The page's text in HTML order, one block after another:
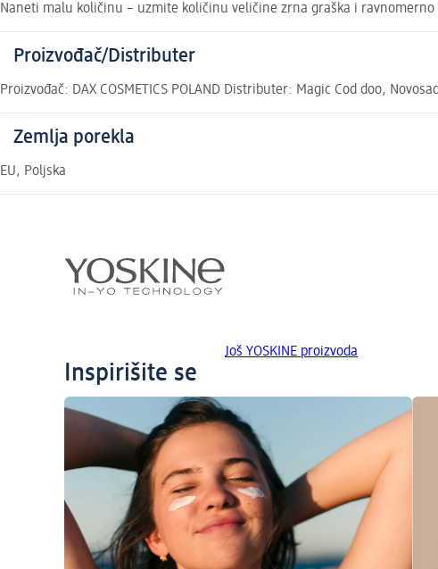
Naneti malu količinu – uzmite količinu veličine zrna graška i
Proizvođač/Distributer
Proizvođač: DAX COSMETICS POLAND Distributer: Magic Cod doo,
Zemlja porekla
EU, Poljska
Još YOSKINE proizvoda
Inspirišite se